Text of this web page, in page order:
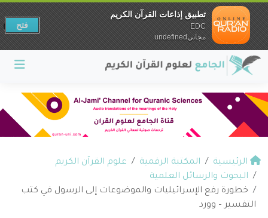
الرئيسية المكتبة الرقمية
علوم القرآن الكريم
البحوث والرسائل العلمية
خطورة رفع الإسرائيليات والموضوعات إلى الرسول في كتب
التفسير – وورد
تطبيق إذاعات القرآن الكريم
EDC
مجانيundefined
فتح